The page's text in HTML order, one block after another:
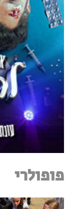
פופולרי